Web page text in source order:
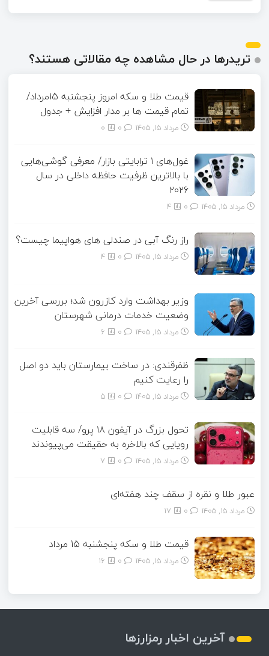
تریدرها در حال مشاهده چه مقالاتی هستند؟
قیمت طلا و سکه امروز پنجشنبه 15مرداد/
تمام قیمت ها بر مدار افزایش + جدول
مرداد ۱۵, ۱۴۰۵ 0
غول‌های ۱ ترابایتی بازار/ معرفی گوشی‌هایی
با بالاترین ظرفیت حافظه داخلی در سال
۲۰۲۶
مرداد ۱۵, ۱۴۰۵ 4
راز رنگ آبی در صندلی های هواپیما چیست؟
مرداد ۱۵, ۱۴۰۵ 4
وزیر بهداشت وارد کازرون شد؛ بررسی آخرین
وضعیت خدمات درمانی شهرستان
مرداد ۱۵, ۱۴۰۵ 6
ظفرقندی: در ساخت بیمارستان باید دو اصل
را رعایت کنیم
مرداد ۱۵, ۱۴۰۵ 5
تحول بزرگ در آیفون ۱۸ پرو/ سه قابلیت
رویایی که بالاخره به حقیقت می‌پیوندند
مرداد ۱۵, ۱۴۰۵ 7
عبور طلا و نقره از سقف چند هفته‌ای
مرداد ۱۵, ۱۴۰۵ 17
قیمت طلا و سکه پنجشنبه 15 مرداد
مرداد ۱۵, ۱۴۰۵ 16
آخرین اخبار رمزارزها